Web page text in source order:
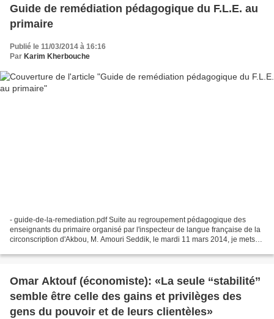
Guide de remédiation pédagogique du F.L.E. au
primaire
Publié le 11/03/2014 à 16:16
Par Karim Kherbouche
- guide-de-la-remediation.pdf Suite au regroupement pédagogique des
enseignants du primaire organisé par l'inspecteur de langue française de la
circonscription d'Akbou, M. Amouri Seddik, le mardi 11 mars 2014, je mets
Omar Aktouf (économiste): «La seule ‘‘stabilité’’
semble être celle des gains et privilèges des
gens du pouvoir et de leurs clientèles»